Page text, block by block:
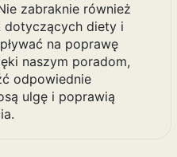
zabraknie również
dotyczących diety i
na poprawę
naszym poradom,
odpowiednie
ulgę i poprawią